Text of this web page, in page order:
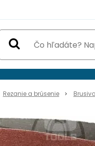
Rezanie a brúsenie